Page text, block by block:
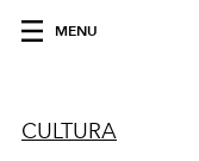
MENU
CULTURA